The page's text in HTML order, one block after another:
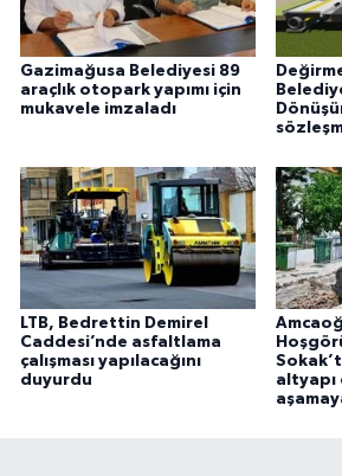
Gazimağusa Belediyesi 89
araçlık otopark yapımı için
mukavele imzaladı
LTB, Bedrettin Demirel
Caddesi’nde asfaltlama
çalışması yapılacağını
duyurdu
altyapı